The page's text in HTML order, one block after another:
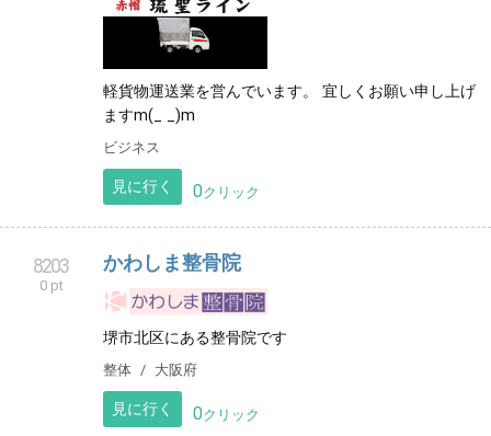
軽貨物運送業を営んでいます。 宜しくお願い申し上げ
ますm(_ _)m
ビジネス
見に行く 0クリック
8203
0 pt
かわしま整骨院
堺市北区にある整骨院です
整体 大阪府
見に行く 0クリック